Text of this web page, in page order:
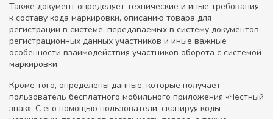
Также документ определяет технические и иные требования
к составу кода маркировки, описанию товара для
регистрации в системе, передаваемых в систему документов,
регистрационных данных участников и иные важные
особенности взаимодействия участников оборота с системой
маркировки.
Кроме того, определены данные, которые получает
пользователь бесплатного мобильного приложения «Честный
знак». С его помощью пользователи, сканируя коды